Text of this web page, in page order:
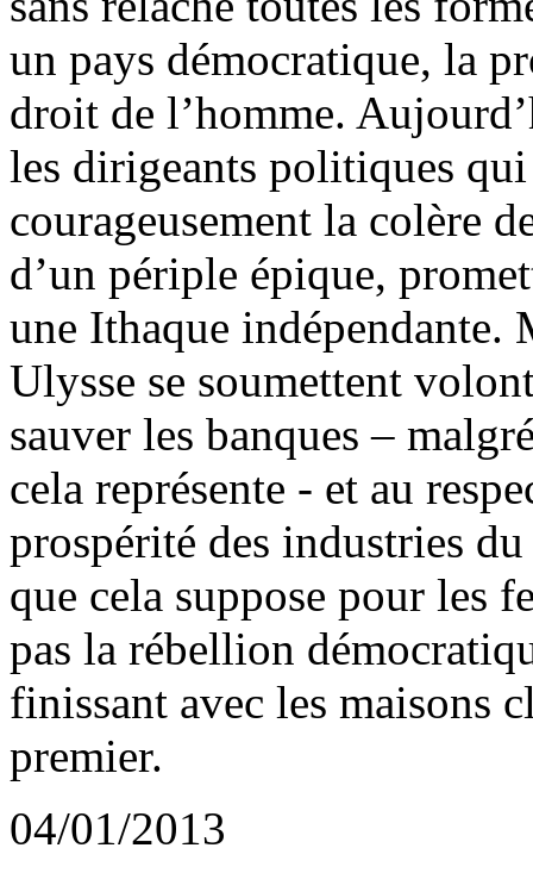
un pays démocratique, la
droit de l’homme.
les dirigeants politiques
courageusement la colère
d’un périple épique,
une Ithaque indépendante.
Ulysse se soumettent
sauver les banques –
cela représente - et au
prospérité des industries
que cela suppose pour les
pas la rébellion
finissant avec les maisons
premier.
04/01/2013